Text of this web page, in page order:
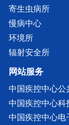
寄生虫病所
慢病中心
环境所
辐射安全所
网站服务
中国疾控中心
中国疾控中心
中国疾控中心电